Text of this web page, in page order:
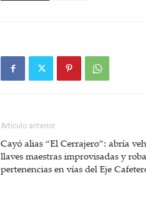
Artículo anterior
Cayó alias “El Cerrajero”: abría
llaves maestras improvisadas y
pertenencias en vías del Eje